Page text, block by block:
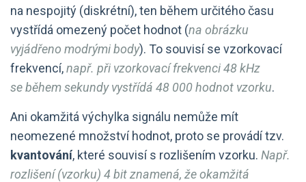
na nespojitý (diskrétní), ten během určitého času
vystřídá omezený počet hodnot (na obrázku
vyjádřeno modrými body). To souvisí se vzorkovací
frekvencí,např. při vzorkovací frekvenci 48 kHz
se během sekundy vystřídá 48 000 hodnot vzorku.
Ani okamžitá výchylka signálu nemůže mít
neomezené množství hodnot, proto se provádí tzv.
kvantování, které souvisí s rozlišením vzorku. Např.
rozlišení (vzorku) 4 bit znamená, že okamžitá